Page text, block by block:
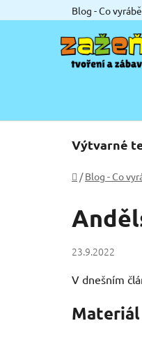
na
Blog - Co
Výtvarné
Domů
/ Blog - Co
23.9.2022
V dnešním
Materiál